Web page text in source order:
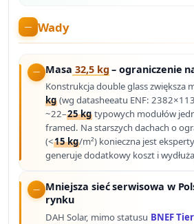
Wady
Masa 32,5 kg – ograniczenie
Konstrukcja double glass zwiększa
kg (wg datasheeatu ENF:
~22–25 kg typowych modułów
framed. Na starszych dachach o
(<15 kg/m²) konieczna jest
generuje dodatkowy koszt i
Mniejsza sieć serwisowa w
rynku
DAH Solar, mimo statusu BNEF